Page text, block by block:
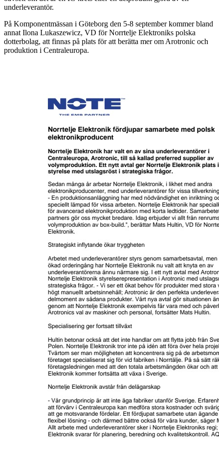
underleverantör.
På Komponentmässan i Göteborg den 5-8 september kommer bland
annat Ilona Lukaszewicz, VD för Norrtelje Elektroniks polska
dotterbolag, att finnas på plats för att berätta mer om Arotronic och
produktion i Centraleuropa.